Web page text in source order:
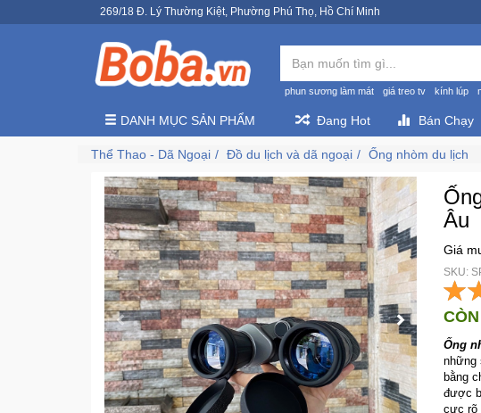
269/18 Đ. Lý Thường Kiệt, Phường Phú Thọ, Hồ Chí Minh
phun sương làm mát giá treo tv kính lúp
DANH MỤC SẢN PHẨM Đang Hot Bán Chạy
Thể Thao - Dã Ngoại Đồ du lịch và dã ngoại Ống nhòm du lịch
Âu
Giá
SKU:
Ống
những
bằng
được
cực rõ